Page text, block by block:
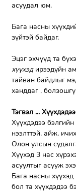
асуудал юм.
Бага насны
зүйтэй байдаг.
Эцэг эхчүүд та
хүүхэд ирээдүйн
тайван байдлыг
ханддаг ,
Тэгвэл ...
Хүүхдэдээ
нээлттэй, айж,
Олон улсын
Хүүхэд 3 нас
асуултыг асууж
Бага насны
бол та хүүхдэдээ